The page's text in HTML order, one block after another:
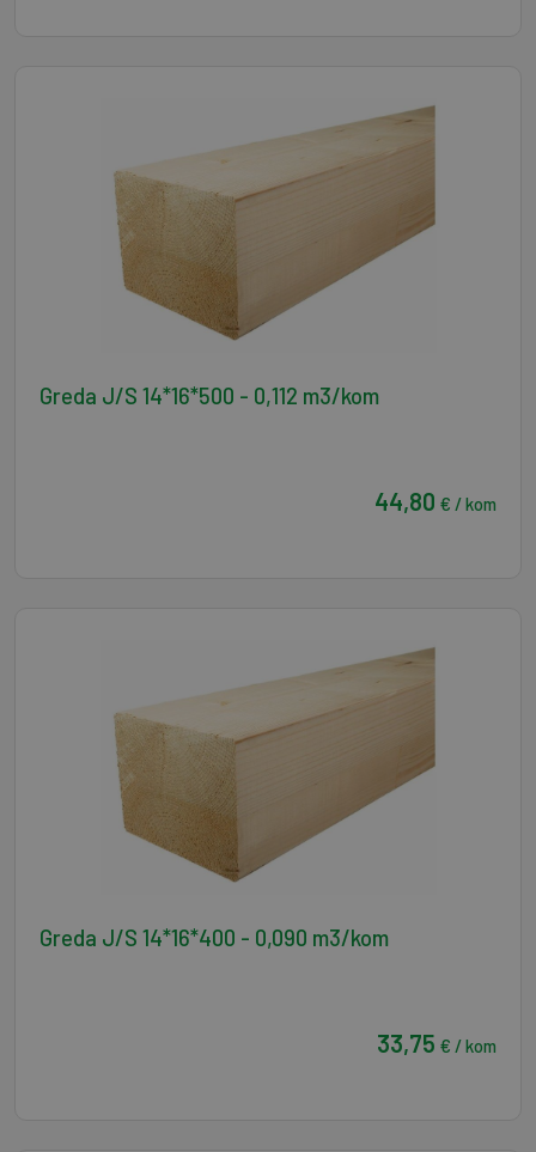
Greda J/S 14*16*500 - 0,112 m3/kom
44,80 € / kom
Greda J/S 14*16*400 - 0,090 m3/kom
33,75 € / kom